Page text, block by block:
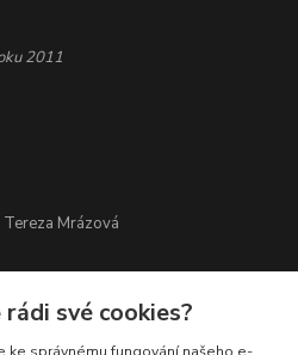
2011
Tereza Mrázová
rádi své cookies?